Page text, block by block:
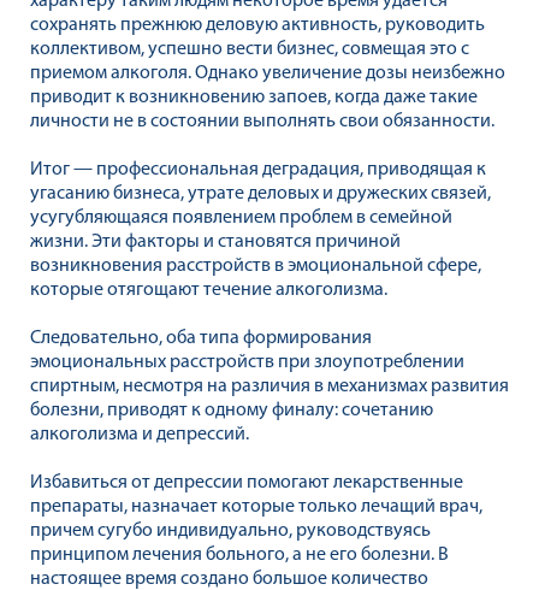
сохранять прежнюю деловую активность, руководить
коллективом, успешно вести бизнес, совмещая это с
приемом алкоголя. Однако увеличение дозы неизбежно
приводит к возникновению запоев, когда даже такие
личности не в состоянии выполнять свои обязанности.
Итог — профессиональная деградация, приводящая к
угасанию бизнеса, утрате деловых и дружеских связей,
усугубляющаяся появлением проблем в семейной
жизни. Эти факторы и становятся причиной
возникновения расстройств в эмоциональной сфере,
которые отягощают течение алкоголизма.
Следовательно, оба типа формирования
эмоциональных расстройств при злоупотреблении
спиртным, несмотря на различия в механизмах развития
болезни, приводят к одному финалу: сочетанию
алкоголизма и депрессий.
Избавиться от депрессии помогают лекарственные
препараты, назначает которые только лечащий врач,
причем сугубо индивидуально, руководствуясь
принципом лечения больного, а не его болезни. В
настоящее время создано большое количество